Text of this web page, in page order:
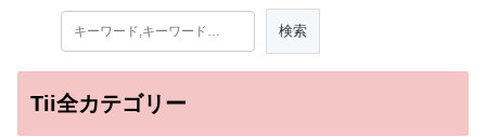
Tii全カテゴリー